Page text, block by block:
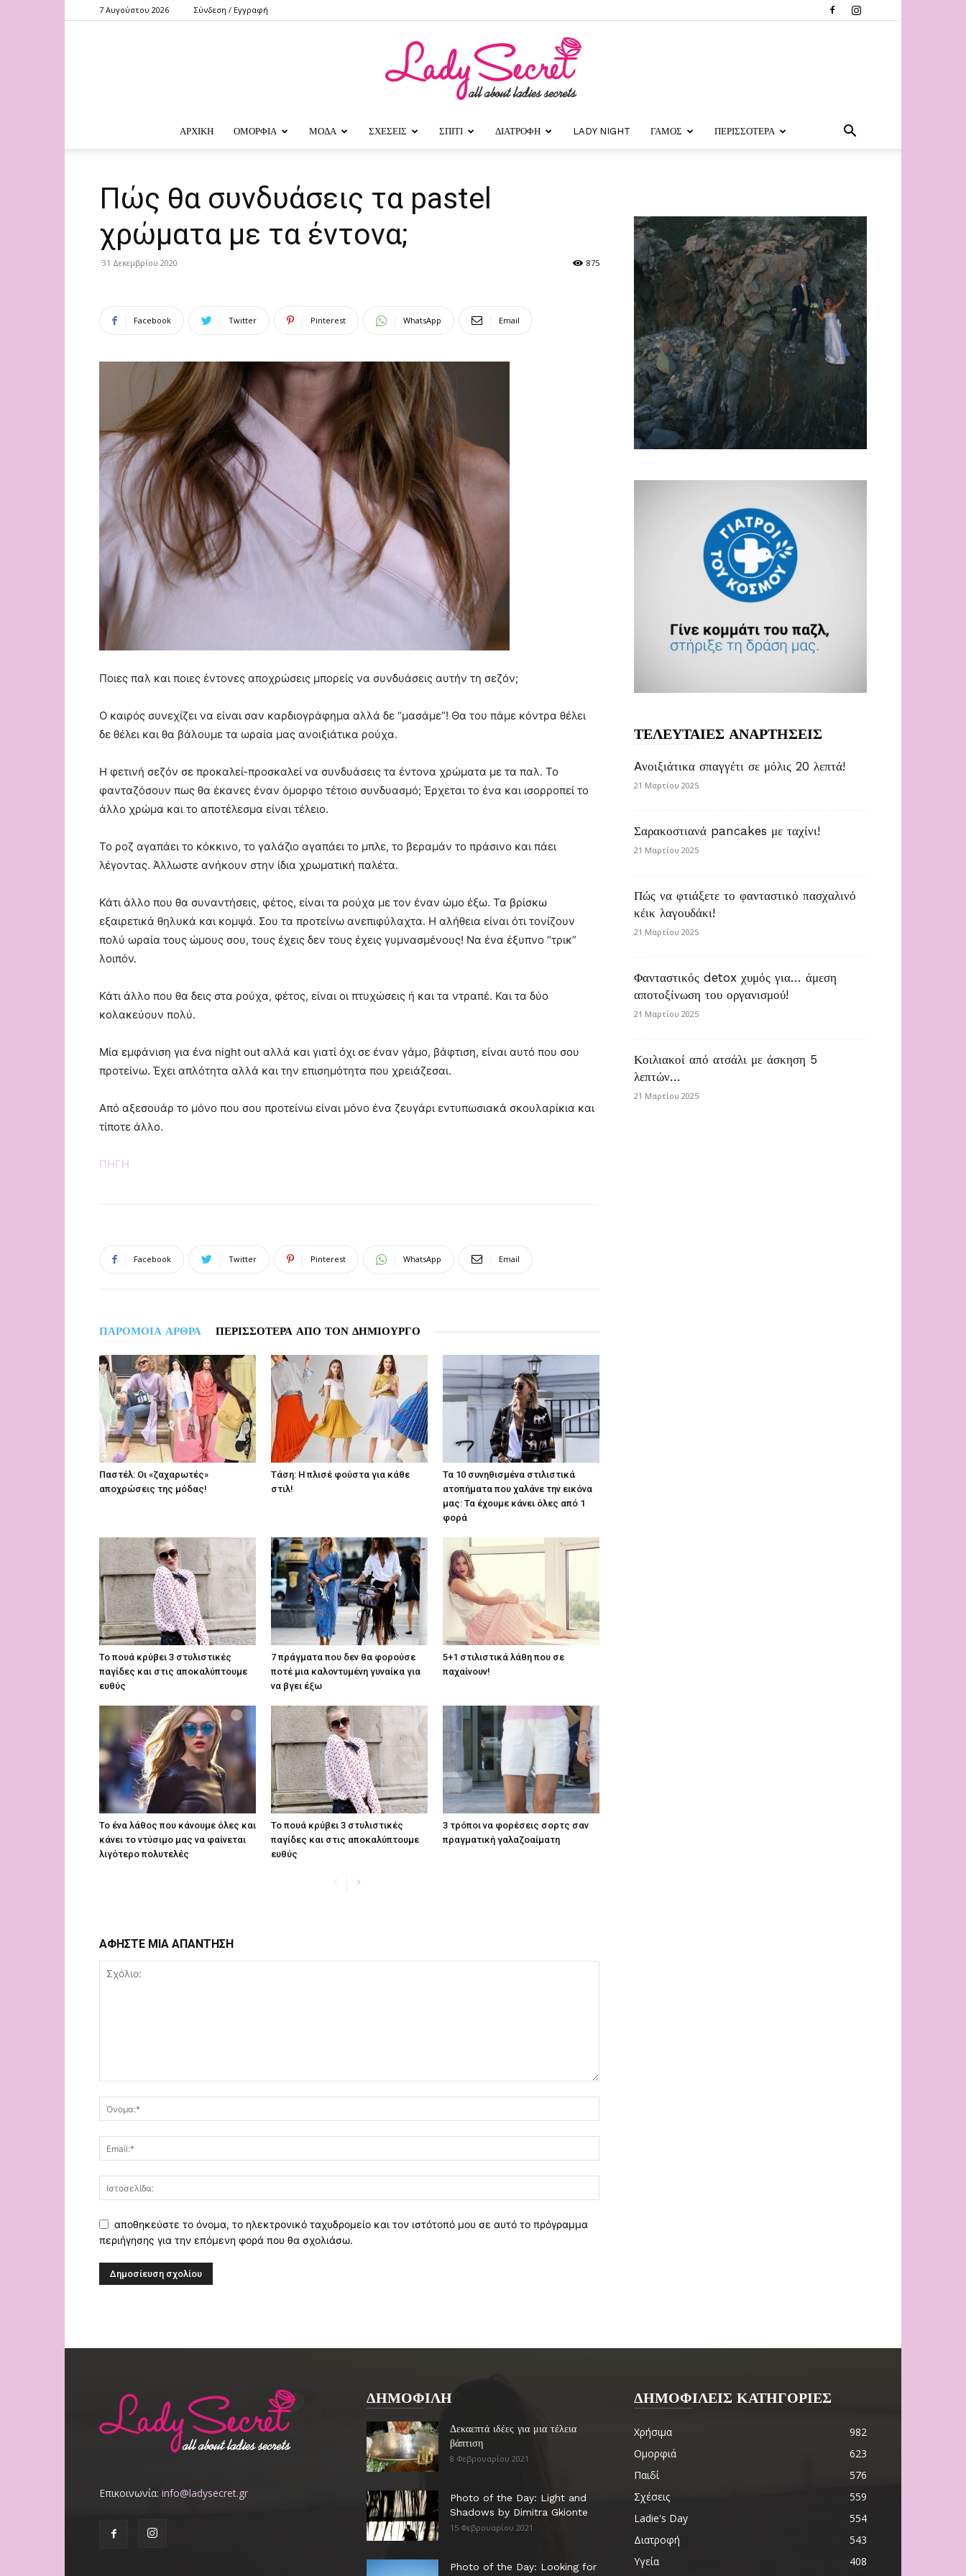
7 Αυγούστου 2026 Σύνδεση / Εγγραφή
ΑΡΧΙΚΗ ΟΜΟΡΦΙΑ ΜΟΔΑ ΣΧΕΣΕΙΣ ΣΠΙΤΙ ΔΙΑΤΡΟΦΗ LADY NIGHT ΓΑΜΟΣ ΠΕΡΙΣΣΟΤΕΡΑ
Πώς θα συνδυάσεις τα pastel
χρώματα με τα έντονα;
31 Δεκεμβρίου 2020 875
Facebook Twitter Pinterest WhatsApp Email
Ποιες παλ και ποιες έντονες αποχρώσεις μπορείς να συνδυάσεις αυτήν τη σεζόν;
Ο καιρός συνεχίζει να είναι σαν καρδιογράφημα αλλά δε “μασάμε”! Θα του πάμε κόντρα θέλει
δε θέλει και θα βάλουμε τα ωραία μας ανοιξιάτικα ρούχα.
Η φετινή σεζόν σε προκαλεί-προσκαλεί να συνδυάσεις τα έντονα χρώματα με τα παλ. Το
φανταζόσουν πως θα έκανες έναν όμορφο τέτοιο συνδυασμό; Έρχεται το ένα και ισορροπεί το
άλλο χρώμα και το αποτέλεσμα είναι τέλειο.
Το ροζ αγαπάει το κόκκινο, το γαλάζιο αγαπάει το μπλε, το βεραμάν το πράσινο και πάει
λέγοντας. Άλλωστε ανήκουν στην ίδια χρωματική παλέτα.
Κάτι άλλο που θα συναντήσεις, φέτος, είναι τα ρούχα με τον έναν ώμο έξω. Τα βρίσκω
εξαιρετικά θηλυκά και κομψά. Σου τα προτείνω ανεπιφύλαχτα. Η αλήθεια είναι ότι τονίζουν
πολύ ωραία τους ώμους σου, τους έχεις δεν τους έχεις γυμνασμένους! Να ένα έξυπνο “τρικ”
λοιπόν.
Κάτι άλλο που θα δεις στα ρούχα, φέτος, είναι οι πτυχώσεις ή και τα ντραπέ. Και τα δύο
κολακεύουν πολύ.
Μία εμφάνιση για ένα night out αλλά και γιατί όχι σε έναν γάμο, βάφτιση, είναι αυτό που σου
προτείνω. Έχει απλότητα αλλά και την επισημότητα που χρειάζεσαι.
Από αξεσουάρ το μόνο που σου προτείνω είναι μόνο ένα ζευγάρι εντυπωσιακά σκουλαρίκια και
τίποτε άλλο.
ΠΗΓΗ
Facebook Twitter Pinterest WhatsApp Email
ΠΑΡΟΜΟΙΑ ΑΡΘΡΑ ΠΕΡΙΣΣΟΤΕΡΑ ΑΠΟ ΤΟΝ ΔΗΜΙΟΥΡΓΟ
Παστέλ: Οι «ζαχαρωτές»
αποχρώσεις της μόδας!
Τάση: Η πλισέ φούστα για κάθε
στιλ!
Τα 10 συνηθισμένα στιλιστικά
ατοπήματα που χαλάνε την εικόνα
μας: Τα έχουμε κάνει όλες από 1
φορά
Το πουά κρύβει 3 στυλιστικές
παγίδες και στις αποκαλύπτουμε
ευθύς
7 πράγματα που δεν θα φορούσε
ποτέ μια καλοντυμένη γυναίκα για
να βγει έξω
5+1 στιλιστικά λάθη που σε
παχαίνουν!
To ένα λάθος που κάνουμε όλες και
κάνει το ντύσιμο μας να φαίνεται
λιγότερο πολυτελές
Το πουά κρύβει 3 στυλιστικές
παγίδες και στις αποκαλύπτουμε
ευθύς
3 τρόποι να φορέσεις σορτς σαν
πραγματική γαλαζοαίματη
ΑΦΗΣΤΕ ΜΙΑ ΑΠΑΝΤΗΣΗ
αποθηκεύστε το όνομα, το ηλεκτρονικό ταχυδρομείο και τον ιστότοπό μου σε αυτό το πρόγραμμα
περιήγησης για την επόμενη φορά που θα σχολιάσω.
ΤΕΛΕΥΤΑΙΕΣ ΑΝΑΡΤΗΣΕΙΣ
Aνοιξιάτικα σπαγγέτι σε μόλις 20 λεπτά!
21 Μαρτίου 2025
Σαρακοστιανά pancakes με ταχίνι!
21 Μαρτίου 2025
Πώς να φτιάξετε το φανταστικό πασχαλινό
κέικ λαγουδάκι!
21 Μαρτίου 2025
Φανταστικός detox χυμός για… άμεση
αποτοξίνωση του οργανισμού!
21 Μαρτίου 2025
Κοιλιακοί από ατσάλι με άσκηση 5
λεπτών…
21 Μαρτίου 2025
Επικοινωνία: info@ladysecret.gr
ΔΗΜΟΦΙΛΗ
Δεκαεπτά ιδέες για μια τέλεια
βάπτιση
8 Φεβρουαρίου 2021
Photo of the Day: Light and
Shadows by Dimitra Gkionte
15 Φεβρουαρίου 2021
Photo of the Day: Looking for
ΔΗΜΟΦΙΛΕΙΣ ΚΑΤΗΓΟΡΙΕΣ
Χρήσιμα
982
Ομορφιά
623
Παιδί
576
Σχέσεις
559
Ladie's Day
554
Διατροφή
543
Υγεία
408